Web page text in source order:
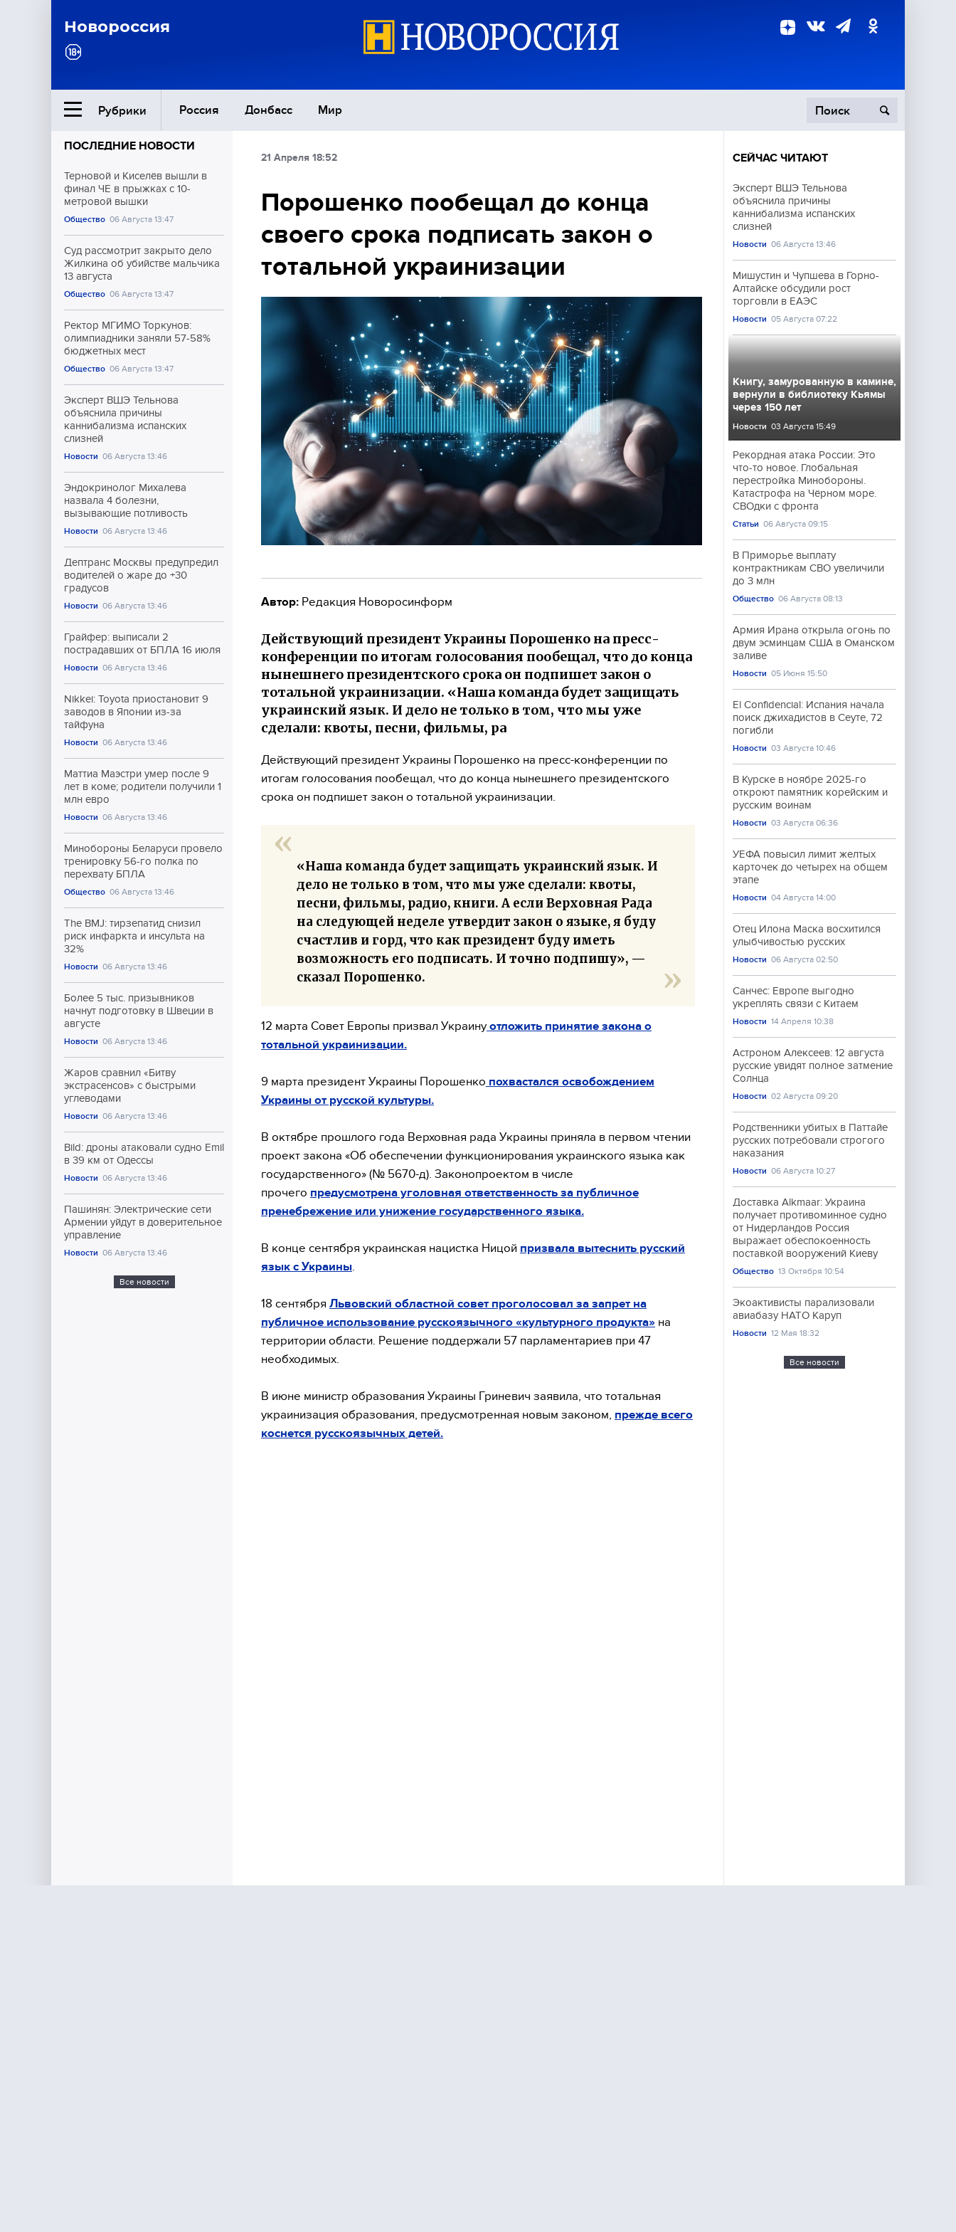
Новороссия
Рубрики Россия Донбасс Мир
Ближний Восток
Общество
Экономика
Происшествия
Культура
Спорт
ПОСЛЕДНИЕ НОВОСТИ
Терновой и Киселёв вышли в
финал ЧЕ в прыжках с 10-
метровой вышки
Общество 06 Августа 13:47
Суд рассмотрит закрыто дело
Жилкина об убийстве мальчика
13 августа
Общество 06 Августа 13:47
Ректор МГИМО Торкунов:
олимпиадники заняли 57-58%
бюджетных мест
Общество 06 Августа 13:47
Эксперт ВШЭ Тельнова
объяснила причины
каннибализма испанских
слизней
Новости 06 Августа 13:46
Эндокринолог Михалева
назвала 4 болезни,
вызывающие потливость
Новости 06 Августа 13:46
Дептранс Москвы предупредил
водителей о жаре до +30
градусов
Новости 06 Августа 13:46
Грайфер: выписали 2
пострадавших от БПЛА 16 июля
Новости 06 Августа 13:46
Nikkei: Toyota приостановит 9
заводов в Японии из-за
тайфуна
Новости 06 Августа 13:46
Маттиа Маэстри умер после 9
лет в коме; родители получили 1
млн евро
Новости 06 Августа 13:46
Минобороны Беларуси провело
тренировку 56-го полка по
перехвату БПЛА
Общество 06 Августа 13:46
The BMJ: тирзепатид снизил
риск инфаркта и инсульта на
32%
Новости 06 Августа 13:46
Более 5 тыс. призывников
начнут подготовку в Швеции в
августе
Новости 06 Августа 13:46
Жаров сравнил «Битву
экстрасенсов» с быстрыми
углеводами
Новости 06 Августа 13:46
Bild: дроны атаковали судно Emil
в 39 км от Одессы
Новости 06 Августа 13:46
Пашинян: Электрические сети
Армении уйдут в доверительное
управление
Новости 06 Августа 13:46
Все новости
21 Апреля 18:52
Порошенко пообещал до конца
своего срока подписать закон о
тотальной украинизации
Автор: Редакция Новоросинформ
Действующий президент Украины Порошенко на пресс-
конференции по итогам голосования пообещал, что до конца
нынешнего президентского срока он подпишет закон о
тотальной украинизации. «Наша команда будет защищать
украинский язык. И дело не только в том, что мы уже
сделали: квоты, песни, фильмы, ра
Действующий президент Украины Порошенко на пресс-конференции по
итогам голосования пообещал, что до конца нынешнего президентского
срока он подпишет закон о тотальной украинизации.
«Наша команда будет защищать украинский язык. И
дело не только в том, что мы уже сделали: квоты,
песни, фильмы, радио, книги. А если Верховная Рада
на следующей неделе утвердит закон о языке, я буду
счастлив и горд, что как президент буду иметь
возможность его подписать. И точно подпишу», —
сказал Порошенко.
12 марта Совет Европы призвал Украину отложить принятие закона о
тотальной украинизации.
9 марта президент Украины Порошенко похвастался освобождением
Украины от русской культуры.
В октябре прошлого года Верховная рада Украины приняла в первом чтении
проект закона «Об обеспечении функционирования украинского языка как
государственного» (№ 5670-д). Законопроектом в числе
прочего предусмотрена уголовная ответственность за публичное
пренебрежение или унижение государственного языка.
В конце сентября украинская нацистка Ницой призвала вытеснить русский
язык с Украины
18 сентября Львовский областной совет проголосовал за запрет на
публичное использование русскоязычного «культурного продукта» на
территории области. Решение поддержали 57 парламентариев при 47
необходимых.
В июне министр образования Украины Гриневич заявила, что тотальная
украинизация образования, предусмотренная новым законом, прежде всего
коснется русскоязычных детей.
СЕЙЧАС ЧИТАЮТ
Эксперт ВШЭ Тельнова
объяснила причины
каннибализма испанских
слизней
Новости 06 Августа 13:46
Мишустин и Чупшева в Горно-
Алтайске обсудили рост
торговли в ЕАЭС
Новости 05 Августа 07:22
Книгу, замурованную в камине,
вернули в библиотеку Кьямы
через 150 лет
Новости 03 Августа 15:49
Рекордная атака России: Это
что-то новое. Глобальная
перестройка Минобороны.
Катастрофа на Чёрном море.
СВОдки с фронта
Статьи 06 Августа 09:15
В Приморье выплату
контрактникам СВО увеличили
до 3 млн
Общество 06 Августа 08:13
Армия Ирана открыла огонь по
двум эсминцам США в Оманском
заливе
Новости 05 Июня 15:50
El Confidencial: Испания начала
поиск джихадистов в Сеуте, 72
погибли
Новости 03 Августа 10:46
В Курске в ноябре 2025-го
откроют памятник корейским и
русским воинам
Новости 03 Августа 06:36
УЕФА повысил лимит желтых
карточек до четырех на общем
этапе
Новости 04 Августа 14:00
Отец Илона Маска восхитился
улыбчивостью русских
Новости 06 Августа 02:50
Санчес: Европе выгодно
укреплять связи с Китаем
Новости 14 Апреля 10:38
Астроном Алексеев: 12 августа
русские увидят полное затмение
Солнца
Новости 02 Августа 09:20
Родственники убитых в Паттайе
русских потребовали строгого
наказания
Новости 06 Августа 10:27
Доставка Alkmaar: Украина
получает противоминное судно
от Нидерландов Россия
выражает обеспокоенность
поставкой вооружений Киеву
Общество 13 Октября 10:54
Экоактивисты парализовали
авиабазу НАТО Каруп
Новости 12 Мая 18:32
Все новости